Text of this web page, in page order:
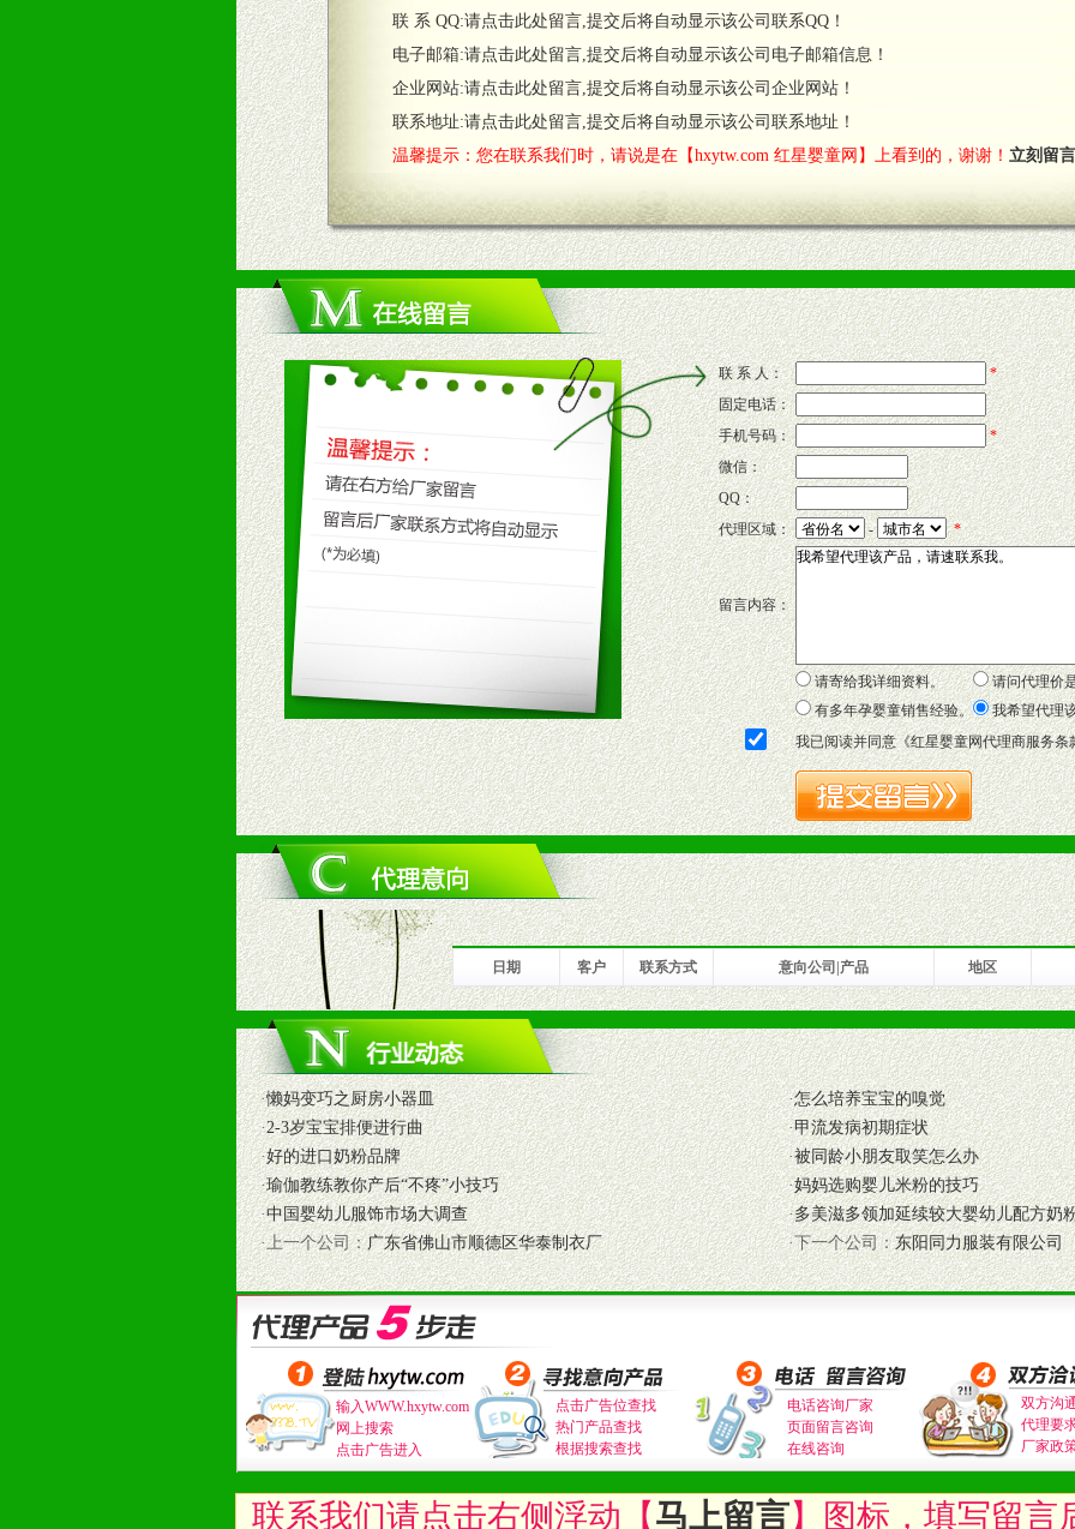
六、服务优势
1、完善的信息服务咨询中心：本着对代理商负责的态度，我们将及时回复您的疑问。
2、售后服务：突发性产品问题或消费者意见反馈，我们予以及时受理记录并合理妥善解决。
3、我们时刻整理各区销售情况，帮您诊断、分析市场，及时收编销售效果显着的案例，与您共商启动市场。
七、招商代理（全国各地）
1、认同我们的经营理念。
2、具备较好商业信誉和资金实力。
3、具备区域内良好的终端网点和销售渠道。
4、具备一定业务团队能力覆盖区域的流通渠道，孕婴童渠道，医药渠道并为之提供配送服务。
5、具备较强的市场操作意识，投入意识和配合意识。
八、品牌产品
1、不断提升品牌的知名度，美誉度。
2、不断开创新产品不断满足消费者的新需求及适应市场变化。
九、加盟优势
1、广告企划支持：产品手册、POP宣传画、三折页及宣传礼品全面配赠，免费提供软硬性平面广告、电台广
场武器。
2、市场保护支持：供优质产品，全套合法经营手续，采取统一底价供货、严格保证区域市场独占，杜绝串货
3、对代理商、经销商提供公司资执证明复印件，财务以帐单，税务发票，产品质量报告检测单，产品批号；
4、营销技术支持：因地制宜，采取方案，专家顾问团提供专柜、社区、HS、名人营销等各种模式市场实战操
5、返利奖励支持：累计进货奖励，年终完成任务返利。
6、售后服务支持：营销全程跟踪服务，提供企划、咨询、培训等企业售后服务。
7、退换货支持：诚信为本的退换货保障制度，使经销商市场操作全程无忧。
十、代理条件
1、拥有婴幼儿产品经销网络，营养品或保健食品相关渠道者。
2、认同公司产品及经营理念，有良好的商业道德，良好的商誉，良好的市场网络的公司及销售自然人。
3、严格按照统一最低渠道价格，统一最低零售价销售，保证良性的价格体系，保证均衡的利润体系。
4、具有一定的资金实力，良好的商业信誉，具备地理区位优势。
5、为维护区域经销商利益，不得窜货。
十一、公司支持
1、免费人员培训支持
由销售明星、业务拓展能手、专业营养师、儿童营养专家为客户提供包括销售、营养、售后服务等各项专业培
2、终端宣传品支持
提供全国统一的产品手册、妈妈手册、VI手册、专柜、POP终端宣传物料、多样化的促销物品、礼品等。
3、大型促销活动支持
根据市场开发需要，为代理商、经销商提供活动策划，物料支持、人员支持等。媒体宣传支持
专业的孕婴童媒体、杂志、直销目录等全国性投放，扩大产品体宣传支持
专业的孕婴童媒体、杂志、直销目录等全国性投放，扩大产品宣传，提高产品美誉度。
4、专业完善的售后服务支持
5、确保经销商相应区域内的独家垄断性经营权益。
6、实施经营管理支持，根据经销商销售情况派人员驻地指导。
7、严格控制价格的波动，并给予相应的政策，充分保证经销产品丰厚的利润空间和市场经营的高额回报。
8、提供合理的退换货保障制度，保证经销商合作零风险。
9、及时有力的推出各种终端促销活动来帮助经销商启动和拉动市场销售，提供终端物料及宣传促销用品的支
拉宝、海报、试用装等）
10、提供信息支持，使经销商商融入公司经营中，充分了解来自公司的行销计划，产品的发展，以及行业市场
11、提供方便、快捷、灵活、安全、高效和准确的后勤配送物。
12、不断寻求国际前缘产品，完善母婴、儿童产品品类，为中国妈妈、宝宝提供完善的营养健康产品和宣传
联 系 QQ:请点击此处留言,提交后将自动显示该公司联系QQ！
电子邮箱:请点击此处留言,提交后将自动显示该公司电子邮箱信息！
企业网站:请点击此处留言,提交后将自动显示该公司企业网站！
联系地址:请点击此处留言,提交后将自动显示该公司联系地址！
温馨提示：您在联系我们时，请说是在【hxytw.com 红星婴童网】上看到的，谢谢！ 立刻留言
联 系 人：
*
固定电话：
手机号码：
*
微信：
QQ：
代理区域：
- *
留言内容：
请寄给我详细资料。
请问代理价
有多年孕婴童销售经验。
我希望代理
我已阅读并同意《红星婴童网代理商服务条
日期 客户 联系方式 意向公司|产品 地区
·懒妈变巧之厨房小器皿 ·怎么培养宝宝的嗅觉
·2-3岁宝宝排便进行曲 ·甲流发病初期症状
·好的进口奶粉品牌 ·被同龄小朋友取笑怎么办
·瑜伽教练教你产后“不疼”小技巧 ·妈妈选购婴儿米粉的技巧
·中国婴幼儿服饰市场大调查 ·多美滋多领加延续较大婴幼儿配方奶
·上一个公司：广东省佛山市顺德区华泰制衣厂 ·下一个公司：东阳同力服装有限公司
输入WWW.hxytw.com
网上搜索
点击广告进入
点击广告位查找
热门产品查找
根据搜索查找
电话咨询厂家
页面留言咨询
在线咨询
双方沟
代理要
厂家政
联系我们请点击右侧浮动【马上留言】图标，填写留言